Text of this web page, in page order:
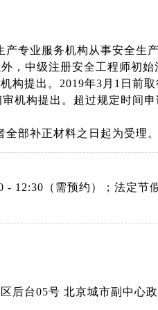
专业服务机构从事安全生产
，中级注册安全工程师初始
构提出。2019年3月1日前
机构提出。超过规定时间
部补正材料之日起为受理。
12:30（需预约）；法定节
后台05号 北京城市副中心